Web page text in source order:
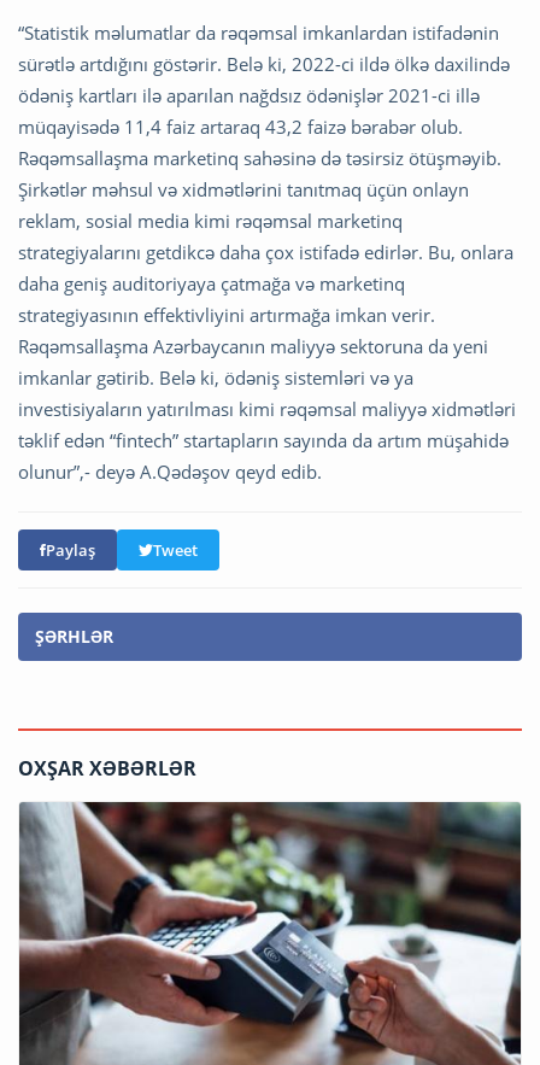
“Statistik məlumatlar da rəqəmsal imkanlardan istifadənin
sürətlə artdığını göstərir. Belə ki, 2022-ci ildə ölkə daxilində
ödəniş kartları ilə aparılan nağdsız ödənişlər 2021-ci illə
müqayisədə 11,4 faiz artaraq 43,2 faizə bərabər olub.
Rəqəmsallaşma marketinq sahəsinə də təsirsiz ötüşməyib.
Şirkətlər məhsul və xidmətlərini tanıtmaq üçün onlayn
reklam, sosial media kimi rəqəmsal marketinq
strategiyalarını getdikcə daha çox istifadə edirlər. Bu, onlara
daha geniş auditoriyaya çatmağa və marketinq
strategiyasının effektivliyini artırmağa imkan verir.
Rəqəmsallaşma Azərbaycanın maliyyə sektoruna da yeni
imkanlar gətirib. Belə ki, ödəniş sistemləri və ya
investisiyaların yatırılması kimi rəqəmsal maliyyə xidmətləri
təklif edən “fintech” startapların sayında da artım müşahidə
olunur”,- deyə A.Qədəşov qeyd edib.
Paylaş Tweet
ŞƏRHLƏR
OXŞAR XƏBƏRLƏR